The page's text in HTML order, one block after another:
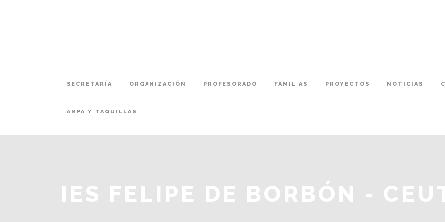
SECRETARÍA ORGANIZACIÓN PROFESORADO FAMILIAS PROYECTOS NOTICIAS
AMPA Y TAQUILLAS
IES FELIPE DE BORBÓN -